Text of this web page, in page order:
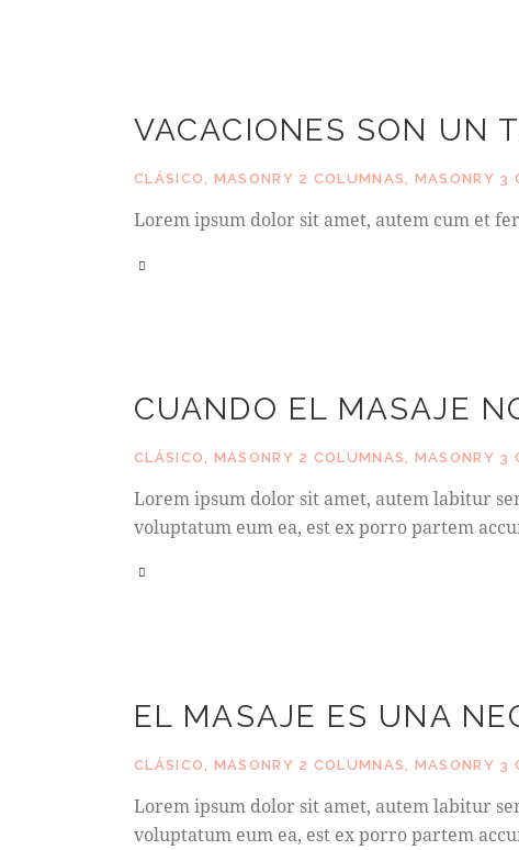
VACACIONES SON UN
CLÁSICO , MASONRY 2 COLUMNAS , MASONRY 3
Lorem ipsum dolor sit amet, autem cum et
CUANDO EL MASAJE
CLÁSICO , MASONRY 2 COLUMNAS , MASONRY 3
Lorem ipsum dolor sit amet, autem labitur
voluptatum eum ea, est ex porro partem
EL MASAJE ES UNA
CLÁSICO , MASONRY 2 COLUMNAS , MASONRY 3
Lorem ipsum dolor sit amet, autem labitur
voluptatum eum ea, est ex porro partem